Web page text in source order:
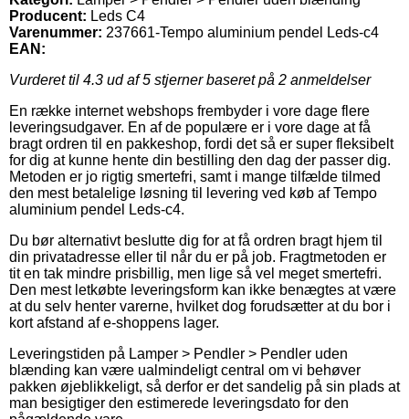
Producent: Leds C4
Varenummer: 237661-Tempo aluminium pendel Leds-c4
EAN:
Vurderet til 4.3 ud af 5 stjerner baseret på 2 anmeldelser
En række internet webshops frembyder i vore dage flere
leveringsudgaver. En af de populære er i vore dage at få
bragt ordren til en pakkeshop, fordi det så er super fleksibelt
for dig at kunne hente din bestilling den dag der passer dig.
Metoden er jo rigtig smertefri, samt i mange tilfælde tilmed
den mest betalelige løsning til levering ved køb af Tempo
aluminium pendel Leds-c4.
Du bør alternativt beslutte dig for at få ordren bragt hjem til
din privatadresse eller til når du er på job. Fragtmetoden er
tit en tak mindre prisbillig, men lige så vel meget smertefri.
Den mest letkøbte leveringsform kan ikke benægtes at være
at du selv henter varerne, hvilket dog forudsætter at du bor i
kort afstand af e-shoppens lager.
Leveringstiden på Lamper > Pendler > Pendler uden
blænding kan være ualmindeligt central om vi behøver
pakken øjeblikkeligt, så derfor er det sandelig på sin plads at
man besigtiger den estimerede leveringsdato for den